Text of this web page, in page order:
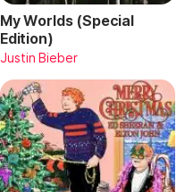
My Worlds (Special
Edition)
Justin Bieber